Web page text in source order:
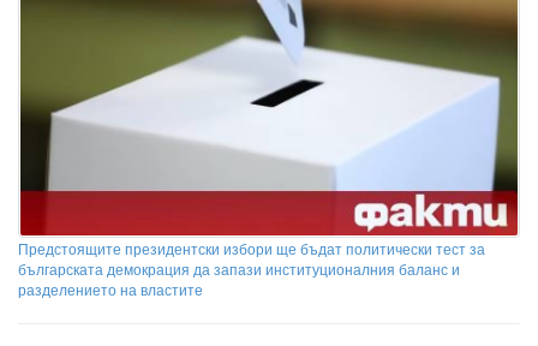
Предстоящите президентски избори ще бъдат политически тест за
българската демокрация да запази институционалния баланс и
разделението на властите